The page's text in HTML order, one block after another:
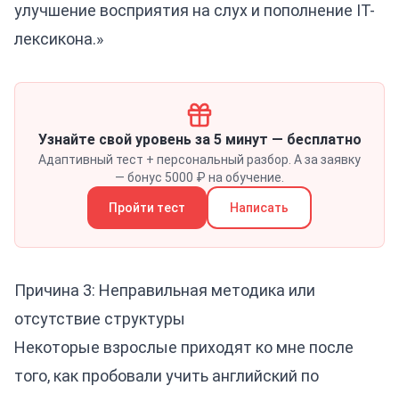
улучшение восприятия на слух и пополнение IT-
лексикона.»
Узнайте свой уровень за 5 минут — бесплатно
Адаптивный тест + персональный разбор. А за заявку
— бонус 5000 ₽ на обучение.
Пройти тест Написать
Причина 3: Неправильная методика или
отсутствие структуры
Некоторые взрослые приходят ко мне после
того, как пробовали учить английский по